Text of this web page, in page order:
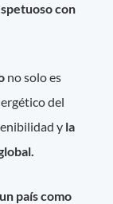
con
no solo es
del
y la
paíscomo